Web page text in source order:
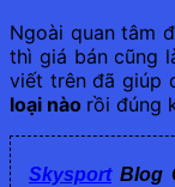
Ngoài quan tâm
thì giá bán cũng
viết trên đã giúp
loại nào rồi đúng
SkysportBlog